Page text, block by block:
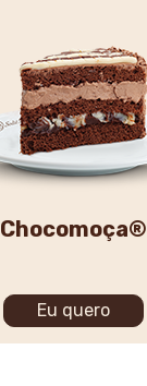
Chocomoça®
Eu quero